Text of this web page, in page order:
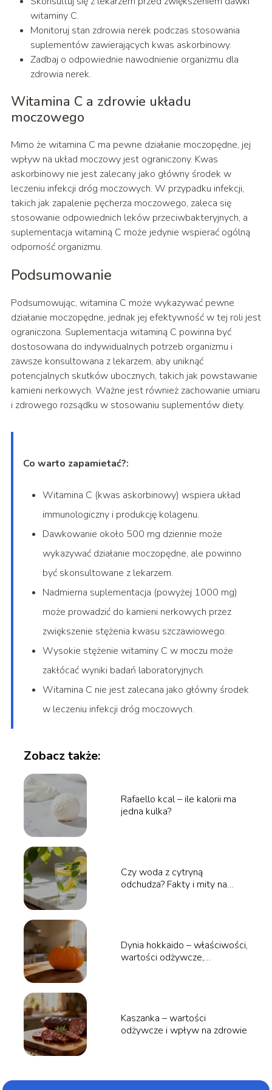
witaminy C.
Monitoruj stan zdrowia nerek podczas stosowania
suplementów zawierających kwas askorbinowy.
Zadbaj o odpowiednie nawodnienie organizmu dla
zdrowia nerek.
Witamina C a zdrowie układu
moczowego
Mimo że witamina C ma pewne działanie moczopędne, jej
wpływ na układ moczowy jest ograniczony. Kwas
askorbinowy nie jest zalecany jako główny środek w
leczeniu infekcji dróg moczowych. W przypadku infekcji,
takich jak zapalenie pęcherza moczowego, zaleca się
stosowanie odpowiednich leków przeciwbakteryjnych, a
suplementacja witaminą C może jedynie wspierać ogólną
odporność organizmu.
Podsumowanie
Podsumowując, witamina C może wykazywać pewne
działanie moczopędne, jednak jej efektywność w tej roli jest
ograniczona. Suplementacja witaminą C powinna być
dostosowana do indywidualnych potrzeb organizmu i
zawsze konsultowana z lekarzem, aby uniknąć
potencjalnych skutków ubocznych, takich jak powstawanie
kamieni nerkowych. Ważne jest również zachowanie umiaru
i zdrowego rozsądku w stosowaniu suplementów diety.
Co warto zapamietać?:
Witamina C (kwas askorbinowy) wspiera układ
immunologiczny i produkcję kolagenu.
Dawkowanie około 500 mg dziennie może
wykazywać działanie moczopędne, ale powinno
być skonsultowane z lekarzem.
Nadmierna suplementacja (powyżej 1000 mg)
może prowadzić do kamieni nerkowych przez
zwiększenie stężenia kwasu szczawiowego.
Wysokie stężenie witaminy C w moczu może
zakłócać wyniki badań laboratoryjnych.
Witamina C nie jest zalecana jako główny środek
w leczeniu infekcji dróg moczowych.
Zobacz także:
Rafaello kcal – ile kalorii ma
jedna kulka?
Czy woda z cytryną
odchudza? Fakty i mity na
Dynia hokkaido – właściwości,
wartości odżywcze,
Kaszanka – wartości
odżywcze i wpływ na zdrowie